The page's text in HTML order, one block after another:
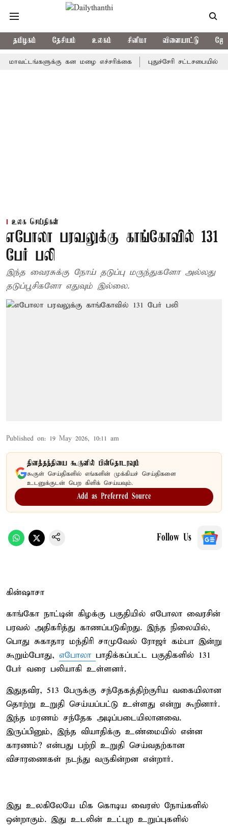
தமிழகம் தேசியம் உலகம் சினிமா விளையாட்டு
கன மழை எச்சரிக்கை புதுச்சேரி சட்டசபையில் வரும்
உலக செய்திகள்
எபோலா பரவலுக்கு காங்கோவில் 131
பேர் பலி
இந்த வைரசுக்கு நோய் தடுப்பு மருந்துகளோ அல்லது
தடுப்பூசிகளோ எதுவும் இல்லை.
Published on: 19 May 2026, 10:11 am
தினத்தந்தியை கூகுளில் பின்தொடரவும்
கூகுள் செய்திகளில் எங்களின் முக்கியச் செய்திகளை
உடனுக்குடன் பெற கிளிக் செய்யவும்.
Add as Preferred Source
Follow Us
கின்ஷாசா
காங்கோ நாட்டின் கிழக்கு பகுதியில் எபோலா வைரசின்
பரவல் அதிகரித்து காணப்படுகிறது. இந்த நிலையில்,
பொது சுகாதார மந்திரி சாமுவேல் ரோஜர் கம்பா இன்று
கூறும்போது, எபோலா பாதிக்கப்பட்ட பகுதிகளில் 131
பேர் வரை பலியாகி உள்ளனர்.
இதுதவிர, 513 பேருக்கு சந்தேகத்திற்குரிய வகையிலான
தொற்று உறுதி செய்யப்பட்டு உள்ளது என்று கூறினார்.
இந்த மரணம் சந்தேக அடிப்படையிலானவை.
இருப்பினும், இந்த வியாதிக்கு உண்மையில் என்ன
காரணம்? என்பது பற்றி உறுதி செய்வதற்கான
விசாரணைகள் நடந்து வருகின்றன என்றார்.
இது உலகிலேயே மிக கொடிய வைரஸ் நோய்களில்
ஒன்றாகும். இது உடலின் உட்புற உறுப்புகளில்